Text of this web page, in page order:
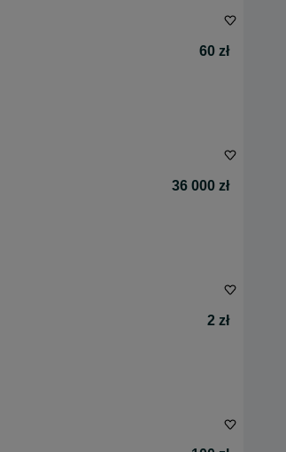
60 zł
36 000 zł
2 zł